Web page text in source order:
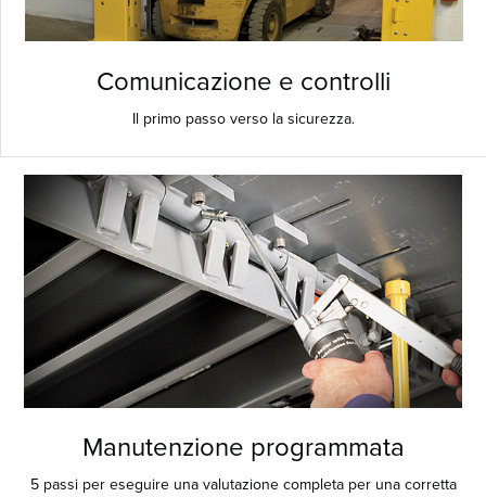
Comunicazione e controlli
Il primo passo verso la sicurezza.
Manutenzione programmata
5 passi per eseguire una valutazione completa per una corretta